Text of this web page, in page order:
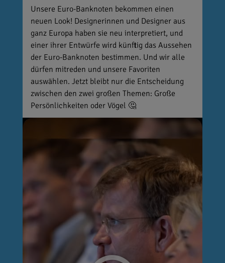
Unsere Euro-Banknoten bekommen einen
neuen Look! Designerinnen und Designer aus
ganz Europa haben sie neu interpretiert, und
einer ihrer Entwürfe wird künftig das Aussehen
der Euro-Banknoten bestimmen. Und wir alle
dürfen mitreden und unsere Favoriten
auswählen. Jetzt bleibt nur die Entscheidung
zwischen den zwei großen Themen: Große
Persönlichkeiten oder Vögel 🤔